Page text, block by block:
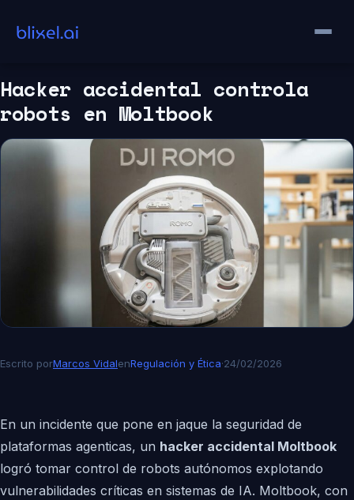
contenido
Hacker accidental controla
robots en Moltbook
Escrito porMarcos VidalenRegulación y Ética·24/02/2026
En un incidente que pone en jaque la seguridad de
plataformas agenticas, un hacker accidental Moltbook
logró tomar control de robots autónomos explotando
vulnerabilidades críticas en sistemas de IA. Moltbook, con